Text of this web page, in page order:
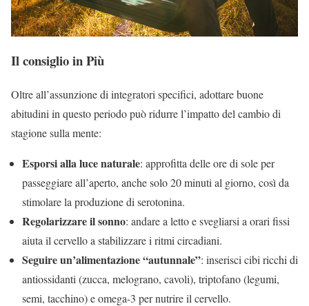
Il consiglio in Più
Oltre all’assunzione di integratori specifici, adottare buone
abitudini in questo periodo può ridurre l’impatto del cambio di
stagione sulla mente:
Esporsi alla luce naturale: approfitta delle ore di sole per
passeggiare all’aperto, anche solo 20 minuti al giorno, così da
stimolare la produzione di serotonina.
Regolarizzare il sonno: andare a letto e svegliarsi a orari fissi
aiuta il cervello a stabilizzare i ritmi circadiani.
Seguire un’alimentazione “autunnale”: inserisci cibi ricchi di
antiossidanti (zucca, melograno, cavoli), triptofano (legumi,
semi, tacchino) e omega-3 per nutrire il cervello.